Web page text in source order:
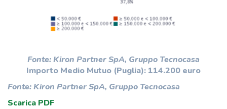
Fonte: Kiron Partner SpA, Gruppo Tecnocasa
Importo Medio Mutuo (Puglia): 114.200 euro
Fonte: Kiron Partner SpA, Gruppo Tecnocasa
Scarica PDF